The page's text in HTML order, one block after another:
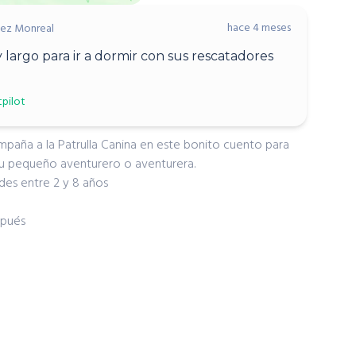
Monreal hace 4 meses
para ir a dormir con sus rescatadores
a la Patrulla Canina en este bonito cuento para
pequeño aventurero o aventurera.
entre 2 y 8 años